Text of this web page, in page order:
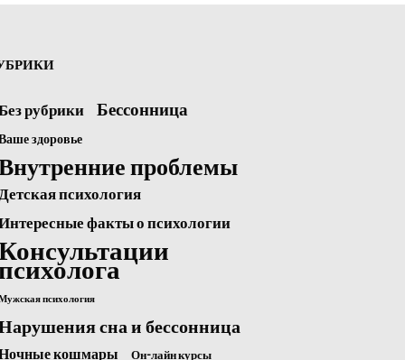
рубрики Бессонница
здоровье
проблемы
психология
факты о психологии
психология
сна и бессонница
кошмары Он-лайн курсы